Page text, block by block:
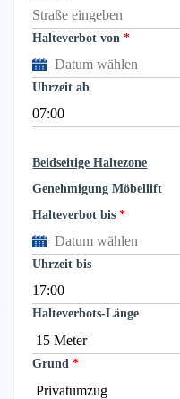
Halteverbot von
Uhrzeit ab
Beidseitige Haltezone
Genehmigung Möbellift
Halteverbot bis
Uhrzeit bis
Halteverbots-Länge
Grund